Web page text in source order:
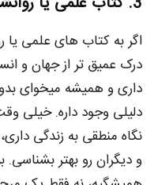
اگر به کتاب‌ های علمی یا
درک عمیق‌ تر از جهان و
داری و همیشه میخوای
دلیلی وجود داره. خیلی
نگاه منطقی به زندگی
و دیگران رو بهتر